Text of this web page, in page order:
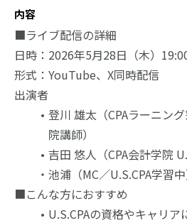
内容
■ライブ配信の詳細
日時：2026年5月28日（木）
形式：YouTube、X同時配信
出演者
登川 雄太（CPAラーニン
院講師）
吉田 悠人（CPA会計学院
・池浦（MC／U.S.CPA学習中
■こんな方におすすめ
U.S.CPAの資格やキャリア